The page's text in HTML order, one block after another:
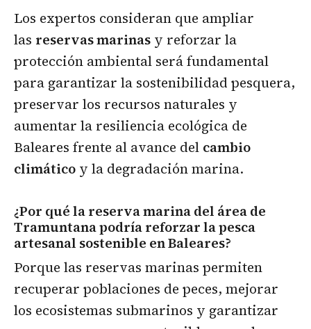
Los expertos consideran que ampliar
las reservas marinas y reforzar la
protección ambiental será fundamental
para garantizar la sostenibilidad pesquera,
preservar los recursos naturales y
aumentar la resiliencia ecológica de
Baleares frente al avance del cambio
climático y la degradación marina.
¿Por qué la reserva marina del área de
Tramuntana podría reforzar la pesca
artesanal sostenible en Baleares?
Porque las reservas marinas permiten
recuperar poblaciones de peces, mejorar
los ecosistemas submarinos y garantizar